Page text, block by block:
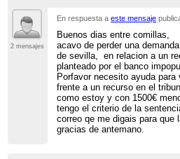
2 mensajes
En respuesta aeste mensaje
Buenos dias entre comillas,
acavo de perder una
de sevilla, en relacion a un
planteado por el banco
Porfavor necesito ayuda
frente a un recurso en el
como estoy y con 1500€
tengo el criterio de la
correo qe me digais para que
gracias de antemano.